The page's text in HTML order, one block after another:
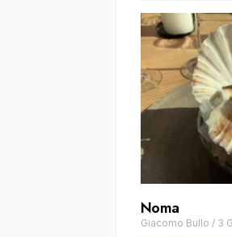
Noma
Giacomo Bullo / 3